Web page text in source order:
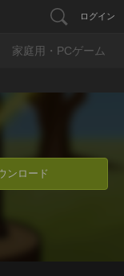
ログイン
家庭用・PCゲーム
ンロード